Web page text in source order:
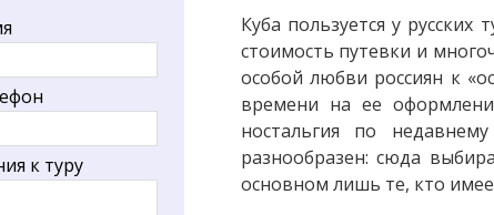
Куба пользуется у
стоимость путевки и
особой любви россиян к
времени на ее
ностальгия по
разнообразен: сюда
основном лишь те, кто
к туру